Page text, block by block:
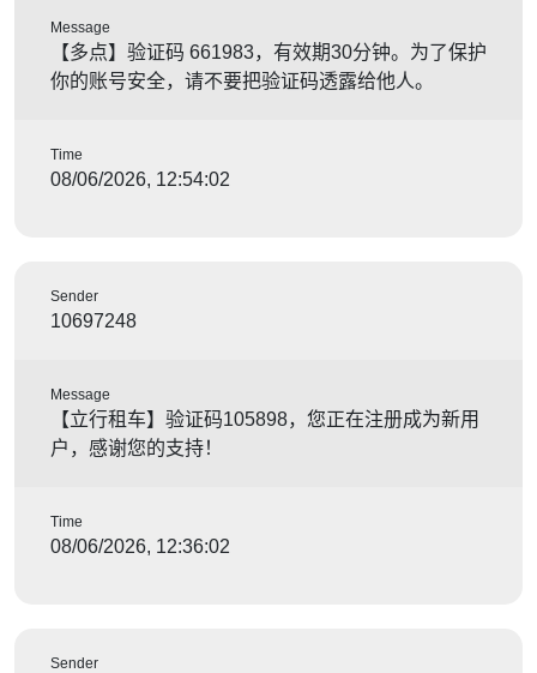
Message
【多点】验证码 661983，有效期30分钟。为了保护
你的账号安全，请不要把验证码透露给他人。
Time
08/06/2026, 12:54:02
Sender
10697248
Message
【立行租车】验证码105898，您正在注册成为新用
户，感谢您的支持！
Time
08/06/2026, 12:36:02
Sender